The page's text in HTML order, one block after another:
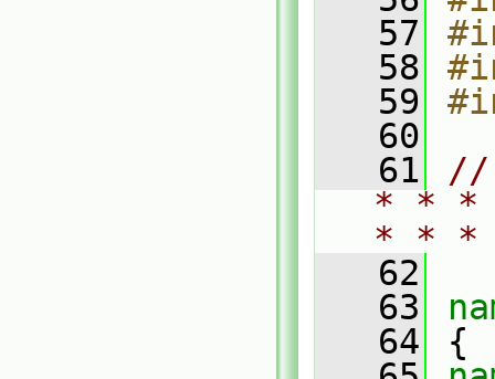
   57
   58
   59
   60
   61
//
* * *
* *
   62
   63
   64
{